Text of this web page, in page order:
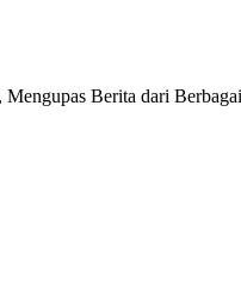
Berita dari